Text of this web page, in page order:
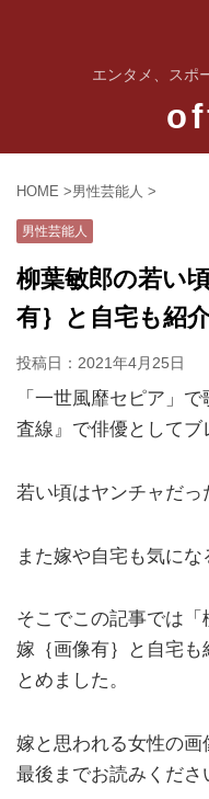
エンタメ、スポ
HOME >男性芸能人 >
男性芸能人
柳葉敏郎の若い
有｝と自宅も紹介
投稿日： 2021年4月25日
「一世風靡セピア」
査線』で俳優としてブ
若い頃はヤンチャだっ
また嫁や自宅も気にな
そこでこの記事では「
嫁｛画像有｝と自宅も
とめました。
嫁と思われる女性の
最後までお読みくださ